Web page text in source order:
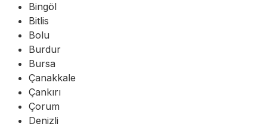
Bingöl
Bitlis
Bolu
Burdur
Bursa
Çanakkale
Çankırı
Çorum
Denizli